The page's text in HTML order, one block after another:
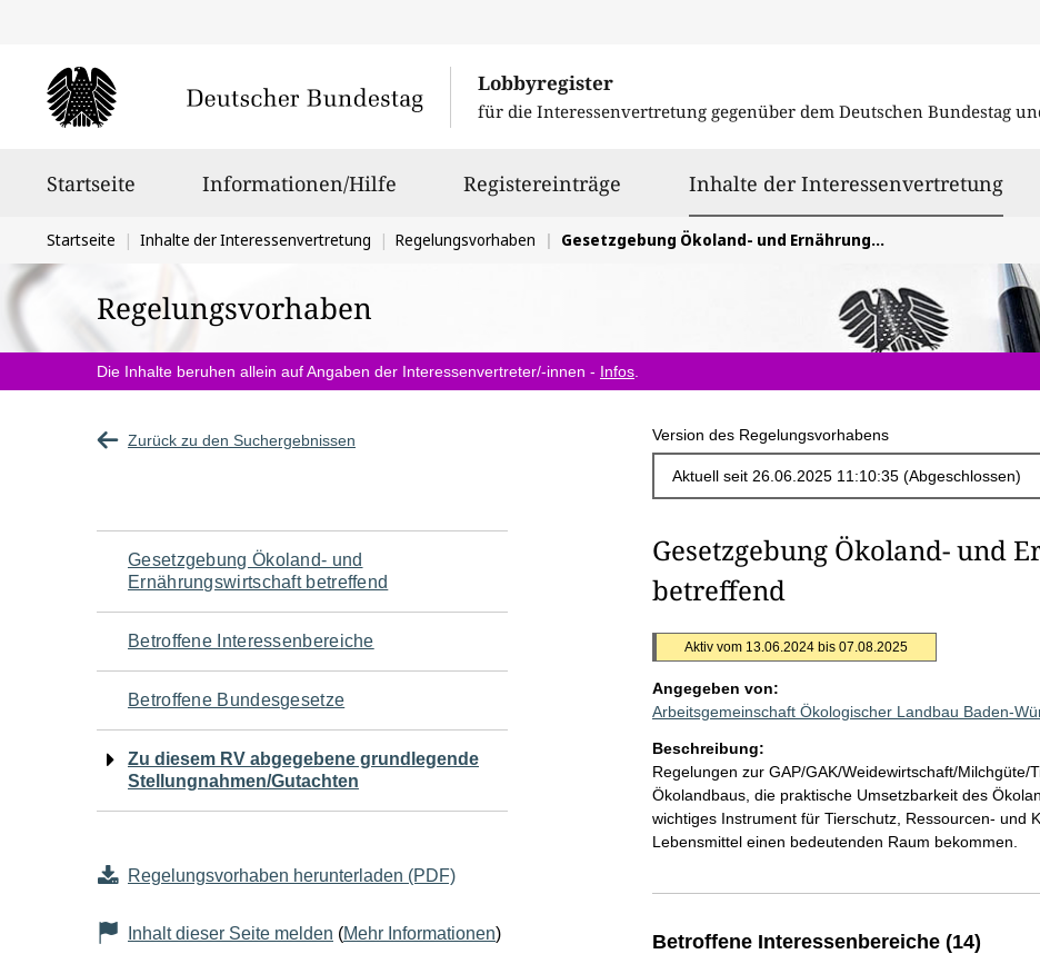
Lobbyregister
für die Interessenvertretung gegenüber dem Deutschen Bundestag
Startseite Informationen/Hilfe Registereinträge Inhalte der Interessenvertretung
Sie
befinden
sich
hier:
Startseite Inhalte der Interessenvertretung Regelungsvorhaben Gesetzgebung Ökoland- und Ernährungswirtschaft betreffend
Regelungsvorhaben
Die Inhalte beruhen allein auf Angaben der Interessenvertreter/-innen - Infos
Zurück zu den Suchergebnissen Version des Regelungsvorhabens
Navigation
für
den
Seiteninhalt
Gesetzgebung Ökoland- und
Ernährungswirtschaft betreffend
Betroffene Interessenbereiche
Betroffene Bundesgesetze
Zu diesem RV abgegebene grundlegende
Stellungnahmen/Gutachten
Regelungsvorhaben herunterladen (PDF)
Inhalt dieser Seite melden (Mehr Informationen)
Gesetzgebung Ökoland- und
betreffend
Aktiv vom 13.06.2024 bis 07.08.2025
Angegeben von:
Arbeitsgemeinschaft Ökologischer Landbau Baden-
Beschreibung:
Regelungen zur GAP/GAK/Weidewirtschaft/
Ökolandbaus, die praktische Umsetzbarkeit des
wichtiges Instrument für Tierschutz, Ressourcen- und
Lebensmittel einen bedeutenden Raum bekommen.
Betroffene Interessenbereiche (14)